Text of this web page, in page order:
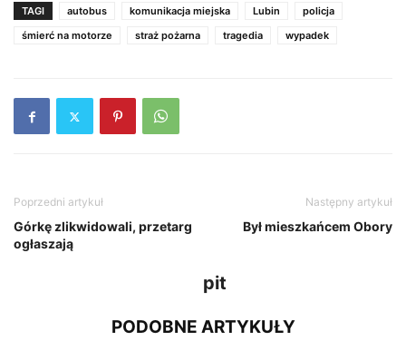
TAGI autobus komunikacja miejska Lubin
policja
śmierć na motorze
straż pożarna tragedia wypadek
Poprzedni artykuł
Górkę zlikwidowali, przetarg
ogłaszają
Następny artykuł
Był mieszkańcem Obory
pit
PODOBNE ARTYKUŁY